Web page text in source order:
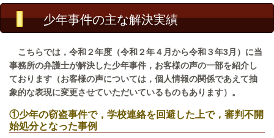
少年事件の主な解決実績
こちらでは，令和２年度（令和２年４月から令和３年3月）に当
事務所の弁護士が解決した少年事件，お客様の声の一部を紹介し
ております（お客様の声については，個人情報の関係であえて抽
象的な表現に変更させていただいているものもあります）。
①少年の窃盗事件で，学校連絡を回避した上で，審判不開
始処分となった事例